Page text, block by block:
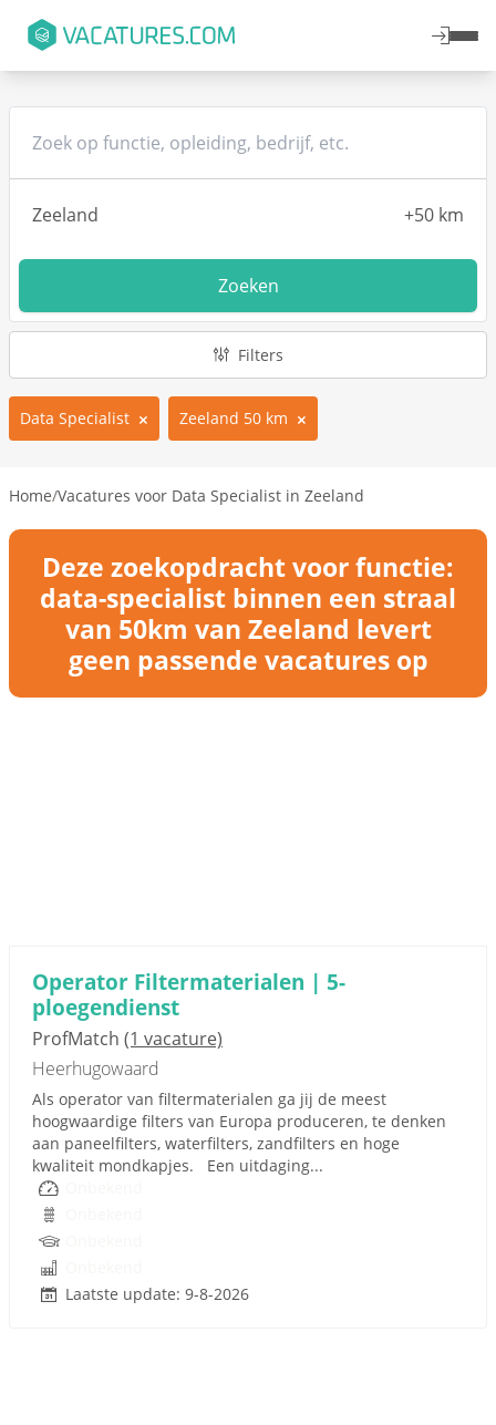
Zoeken
Filters
Data Specialist Zeeland 50 km
Home/Vacatures voor Data Specialist in Zeeland
Deze zoekopdracht voor functie:
data-specialist binnen een straal
van 50km van Zeeland levert
geen passende vacatures op
Operator Filtermaterialen | 5-
ploegendienst
ProfMatch (1 vacature)
Heerhugowaard
Als operator van filtermaterialen ga jij de meest
hoogwaardige filters van Europa produceren, te denken
aan paneelfilters, waterfilters, zandfilters en hoge
kwaliteit mondkapjes. Een uitdaging...
Laatste update: 9-8-2026